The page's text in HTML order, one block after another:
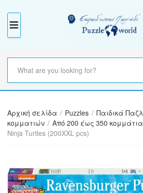
M
N
U
a
t
g
o
r
a
m
e
S
a
r
h
t
e
Αρχική σελίδα / Puzzles / Παιδικά Παζλ
κομματιών / Από 200 έως 350 κομμάτια
Ninja Turtles (200XXL pcs)